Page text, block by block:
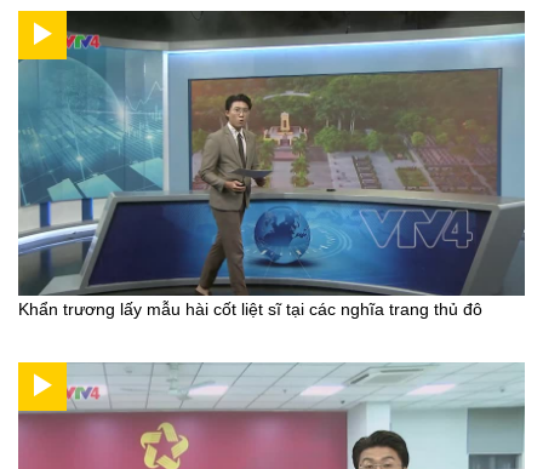
Khẩn trương lấy mẫu hài cốt liệt sĩ tại các nghĩa trang thủ đô